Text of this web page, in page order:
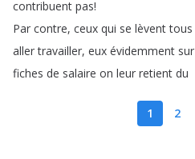
contribuent pas!
Par contre, ceux qui se lèvent tous
aller travailler, eux évidemment sur
fiches de salaire on leur retient du
1 2